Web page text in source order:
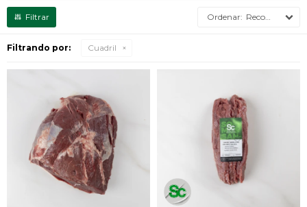
Recomendados
Filtrando por: Cuadril